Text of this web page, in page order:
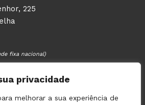
privacidade
melhorar a sua experiência de
225
fixa nacional)
móvel nacional)